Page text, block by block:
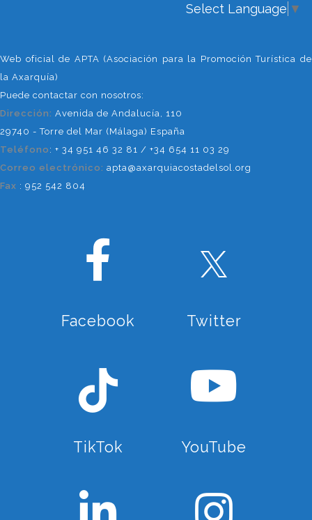
Select Language ▼
Web oficial de APTA (Asociación para la Promoción Turística de
la Axarquía)
Puede contactar con nosotros:
Dirección: Avenida de Andalucía, 110
29740 - Torre del Mar (Málaga) España
Teléfono : + 34 951 46 32 81 / +34 654 11 03 29
Correo electrónico: apta@axarquiacostadelsol.org
Fax : 952 542 804
Facebook Twitter
TikTok YouTube